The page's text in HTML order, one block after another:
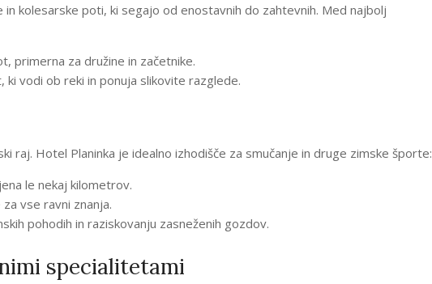
kolesarske poti, ki segajo od enostavnih do zahtevnih. Med najbolj
primerna za družine in začetnike.
ki vodi ob reki in ponuja slikovite razglede.
raj. Hotel Planinka je idealno izhodišče za smučanje in druge zimske športe:
le nekaj kilometrov.
vse ravni znanja.
pohodih in raziskovanju zasneženih gozdov.
specialitetami